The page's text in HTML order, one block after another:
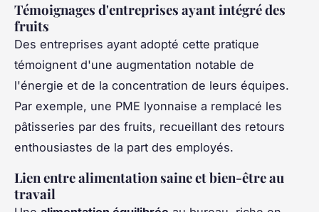
Témoignages d'entreprises ayant intégré des
fruits
Des entreprises ayant adopté cette pratique
témoignent d'une augmentation notable de
l'énergie et de la concentration de leurs équipes.
Par exemple, une PME lyonnaise a remplacé les
pâtisseries par des fruits, recueillant des retours
enthousiastes de la part des employés.
Lien entre alimentation saine et bien-être au
travail